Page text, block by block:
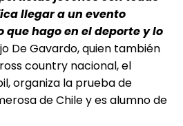
llegar a un evento
hago en el deporte y lo
De Gavardo, quien también
country nacional, el
organiza la prueba de
de Chile y es alumno de